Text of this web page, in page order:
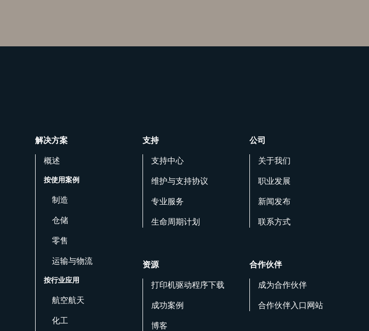
解决方案
概述
按使用案例
制造
仓储
零售
运输与物流
按行业应用
航空航天
化工
支持
支持中心
维护与支持协议
专业服务
生命周期计划
资源
打印机驱动程序下载
成功案例
博客
公司
关于我们
职业发展
新闻发布
联系方式
合作伙伴
成为合作伙伴
合作伙伴入口网站